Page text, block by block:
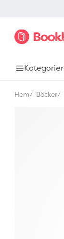
Kategorier
Hem Böcker